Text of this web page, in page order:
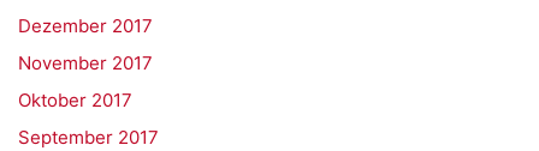
Dezember 2017
November 2017
Oktober 2017
September 2017